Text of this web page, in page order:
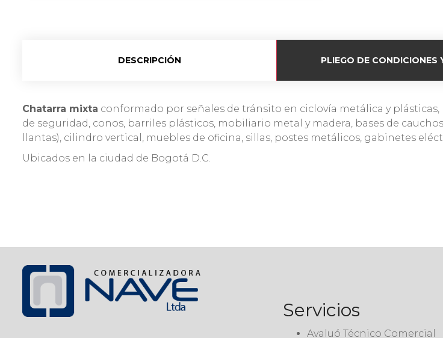
DESCRIPCIÓN PLIEGO DE CONDICIONES
Chatarra mixta conformado por señales de tránsito en ciclovía metálica y
de seguridad, conos, barriles plásticos, mobiliario metal y madera, bases de
llantas), cilindro vertical, muebles de oficina, sillas, postes metálicos, gabinetes
Ubicados en la ciudad de Bogotá D.C.
Servicios
Avaluó Técnico Comercial